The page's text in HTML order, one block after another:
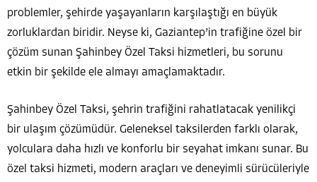
problemler, şehirde yaşayanların karşılaştığı en büyük
zorluklardan biridir. Neyse ki, Gaziantep’in trafiğine özel bir
çözüm sunan Şahinbey Özel Taksi hizmetleri, bu sorunu
etkin bir şekilde ele almayı amaçlamaktadır.
Şahinbey Özel Taksi, şehrin trafiğini rahatlatacak yenilikçi
bir ulaşım çözümüdür. Geleneksel taksilerden farklı olarak,
yolculara daha hızlı ve konforlu bir seyahat imkanı sunar. Bu
özel taksi hizmeti, modern araçları ve deneyimli sürücüleriyle